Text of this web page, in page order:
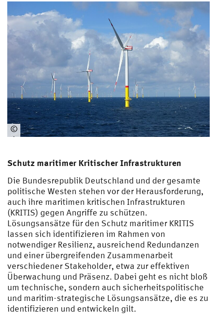
an
on
un
spl
©
Ein
hm
CC
BY-
SA
4.0
,
via
Wi
ki
me
dia
Co
m
mo
Schutz maritimer Kritischer Infrastrukturen
Die Bundesrepublik Deutschland und der gesamte
politische Westen stehen vor der Herausforderung,
auch ihre maritimen kritischen Infrastrukturen
(KRITIS) gegen Angriffe zu schützen.
Lösungsansätze für den Schutz maritimer KRITIS
lassen sich identifizieren im Rahmen von
notwendiger Resilienz, ausreichend Redundanzen
und einer übergreifenden Zusammenarbeit
verschiedener Stakeholder, etwa zur effektiven
Überwachung und Präsenz. Dabei geht es nicht bloß
um technische, sondern auch sicherheitspolitische
und maritim-strategische Lösungsansätze, die es zu
identifizieren und entwickeln gilt.